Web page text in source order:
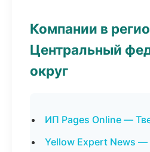
Компании в
Центральный
округ
ИП Pages Online —
Yellow Expert News —